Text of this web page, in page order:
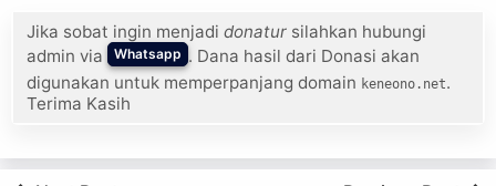
Jika sobat ingin menjadi donatur silahkan hubungi
admin via
Whatsapp . Dana hasil dari Donasi akan
digunakan untuk memperpanjang domain keneono.net.
Terima Kasih